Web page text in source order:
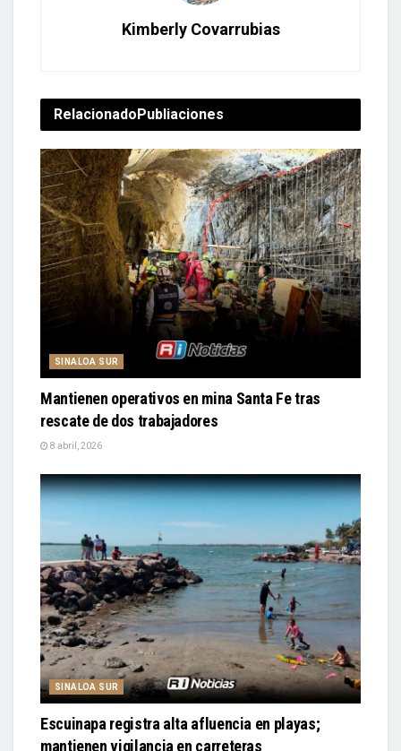
Kimberly Covarrubias
RelacionadoPubliaciones
SINALOA SUR
Mantienen operativos en mina Santa Fe tras
rescate de dos trabajadores
8 abril, 2026
SINALOA SUR
Escuinapa registra alta afluencia en playas;
mantienen vigilancia en carreteras